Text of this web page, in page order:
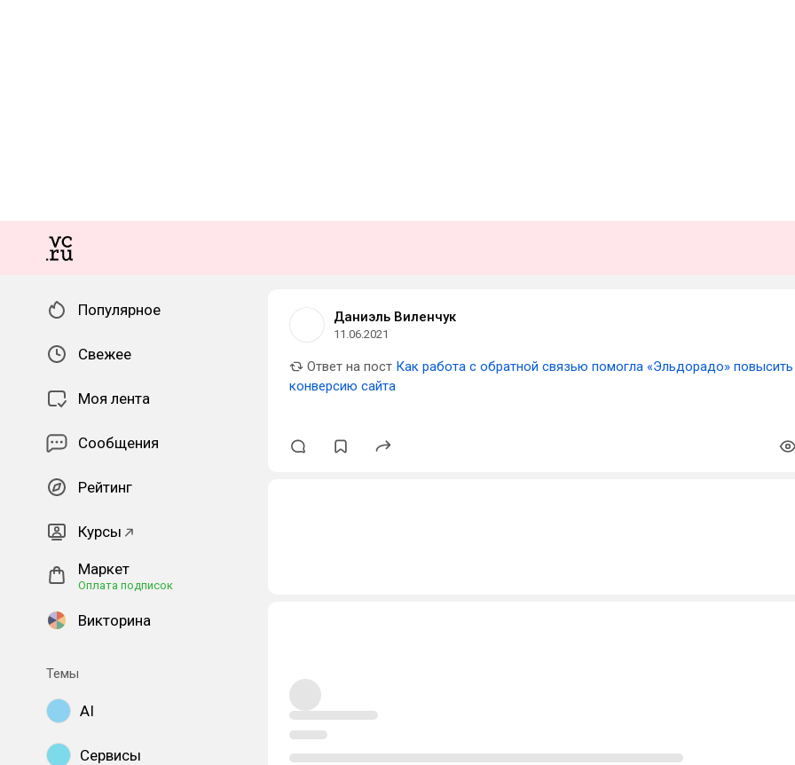
Популярное
Свежее
Моя лента
Сообщения
Рейтинг
Курсы
Маркет
Оплата подписок
Викторина
Темы
AI
Сервисы
Даниэль Виленчук
11.06.2021
Ответ на пост Как работа с обратной связью помогла «Эльдорадо» повысить
конверсию сайта